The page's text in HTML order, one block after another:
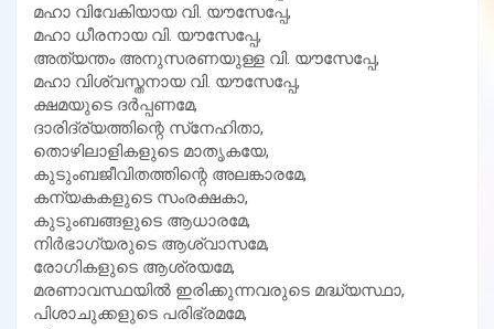
മഹാ വിവേകിയായ വി. യൗസേപ്പേ,
മഹാ ധീരനായ വി. യൗസേപ്പേ,
അത്യന്തം അനുസരണയുള്ള വി. യൗസേപ്പേ,
മഹാ വിശ്വസ്തനായ വി. യൗസേപ്പേ,
ക്ഷമയുടെ ദര്‍പ്പണമേ,
ദാരിദ്ര്യത്തിന്റെ സ്‌നേഹിതാ,
തൊഴിലാളികളുടെ മാതൃകയേ,
കുടുംബജീവിതത്തിന്റെ അലങ്കാരമേ,
കന്യകകളുടെ സംരക്ഷകാ,
കുടുംബങ്ങളുടെ ആധാരമേ,
നിര്‍ഭാഗ്യരുടെ ആശ്വാസമേ,
രോഗികളുടെ ആശ്രയമേ,
മരണാവസ്ഥയില്‍ ഇരിക്കുന്നവരുടെ മദ്ധ്യസ്ഥാ,
പിശാചുക്കളുടെ പരിഭ്രമമേ,